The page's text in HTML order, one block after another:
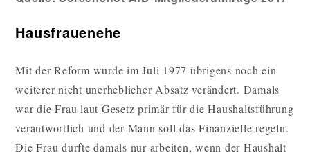
Hausfrauenehe
Mit der Reform wurde im Juli 1977 übrigens noch ein
weiterer nicht unerheblicher Absatz verändert. Damals
war die Frau laut Gesetz primär für die Haushaltsführung
verantwortlich und der Mann soll das Finanzielle regeln.
Die Frau durfte damals nur arbeiten, wenn der Haushalt